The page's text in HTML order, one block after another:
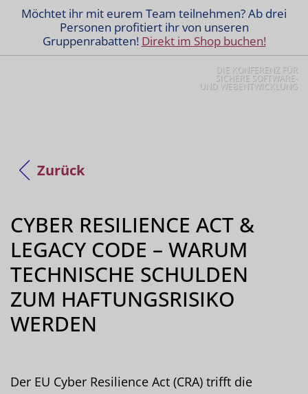
Möchtet ihr mit eurem Team teilnehmen? Ab drei
Personen profitiert ihr von unseren
Gruppenrabatten! Direkt im Shop buchen!
DIE KONFERENZ FÜR
SICHERE SOFTWARE-
UND WEBENTWICKLUNG
Zurück
CYBER RESILIENCE ACT &
LEGACY CODE – WARUM
TECHNISCHE SCHULDEN
ZUM HAFTUNGSRISIKO
WERDEN
Der EU Cyber Resilience Act (CRA) trifft die